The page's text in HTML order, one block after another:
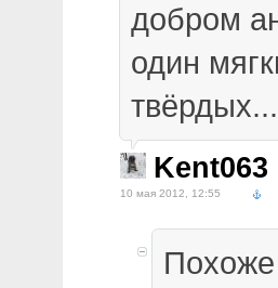
добром
один
Kent063
10 мая 2012, 12:55